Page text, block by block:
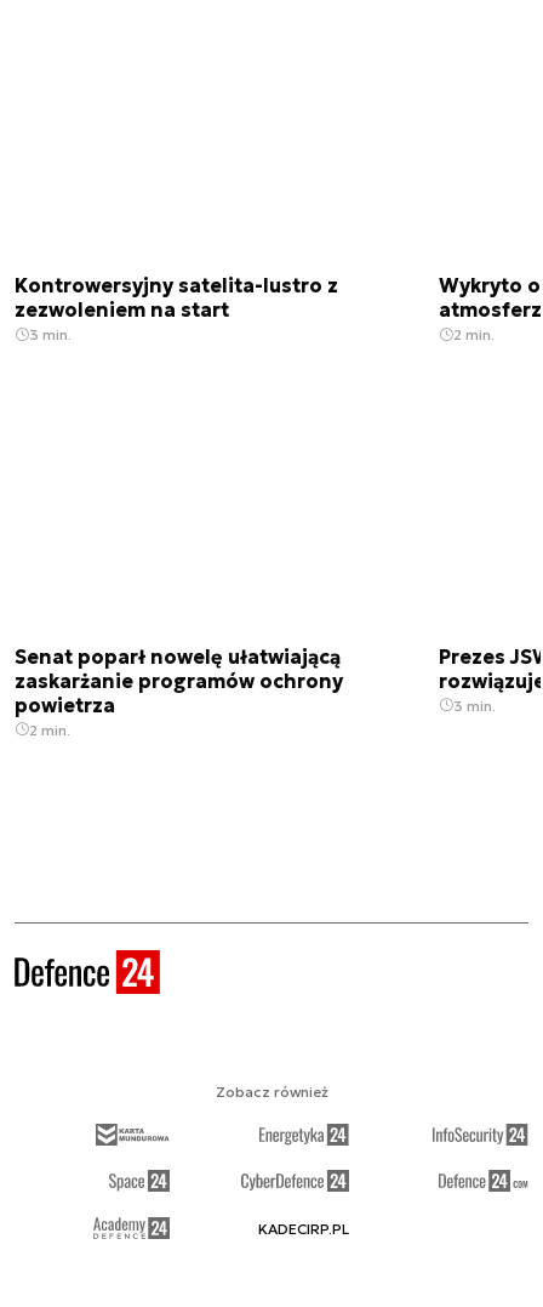
Kontrowersyjny satelita-lustro z
zezwoleniem na start
3 min.
Wykryto
2 min.
Senat poparł nowelę ułatwiającą
zaskarżanie programów ochrony
powietrza
2 min.
Prezes
3 min.
Zobacz również
KADECIRP.PL